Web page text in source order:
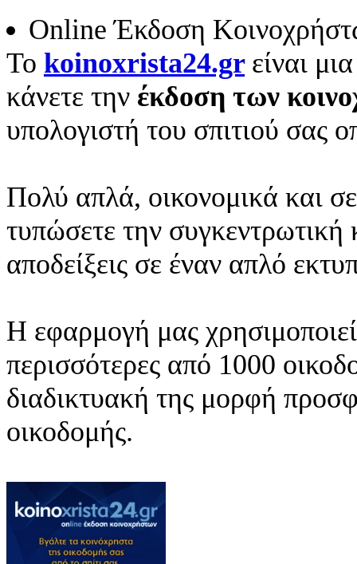
Online Έκδοση
To koinoxrista24.gr είναι
κάνετε την έκδοση των
υπολογιστή του σπιτιού σας
Πολύ απλά, οικονομικά και
τυπώσετε την συγκεντρωτική
αποδείξεις σε έναν απλό
Η εφαρμογή μας
περισσότερες από 1000
διαδικτυακή της μορφή
οικοδομής.